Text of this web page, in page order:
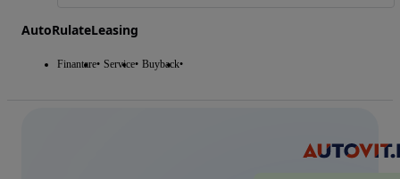
AutoRulateLeasing
Finantare Service Buyback